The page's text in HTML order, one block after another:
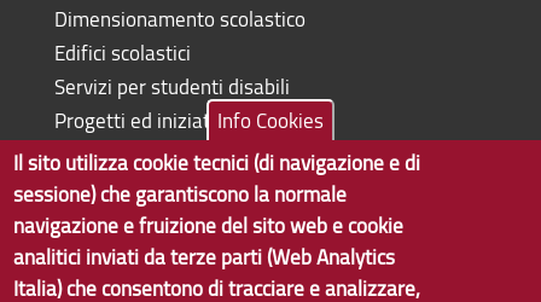
Dimensionamento scolastico
Edifici scolastici
Servizi per studenti disabili
Progetti ed iniziative
Copyright © 2017 Città metropolitana di Genova | CF:
80007350103
Info Cookies
Il sito utilizza cookie tecnici (di navigazione e di
sessione) che garantiscono la normale
navigazione e fruizione del sito web e cookie
analitici inviati da terze parti (Web Analytics
Italia) che consentono di tracciare e analizzare,